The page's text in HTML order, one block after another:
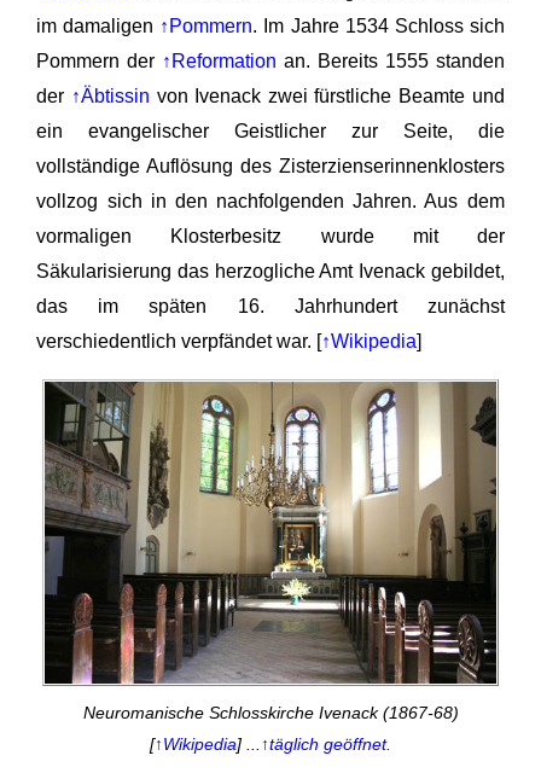
im damaligen ↑Pommern. Im Jahre 1534 Schloss sich
Pommern der ↑Reformation an. Bereits 1555 standen
der ↑Äbtissin von Ivenack zwei fürstliche Beamte und
ein evangelischer Geistlicher zur Seite, die
vollständige Auflösung des Zisterzienserinnenklosters
vollzog sich in den nachfolgenden Jahren. Aus dem
vormaligen Klosterbesitz wurde mit der
Säkularisierung das herzogliche Amt Ivenack gebildet,
das im späten 16. Jahrhundert zunächst
verschiedentlich verpfändet war. [↑Wikipedia]
Neuromanische Schlosskirche Ivenack (1867-68)
[↑Wikipedia] ... ↑täglich geöffnet.